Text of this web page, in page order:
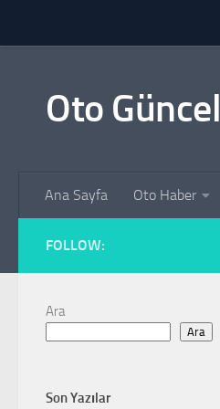
Oto Güncel
Ana Sayfa Oto Haber
FOLLOW:
Ara
Ara
Son Yazılar